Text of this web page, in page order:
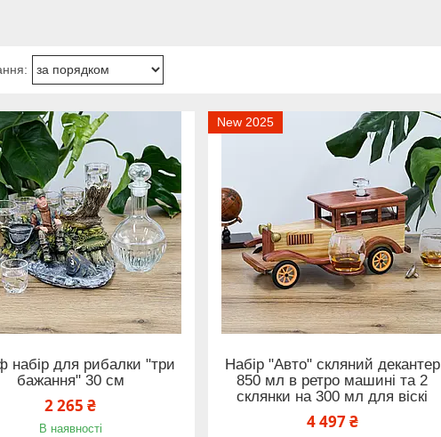
набір для рибалки "три
бажання" 30 см
2 265 ₴
В наявності
New 2025
Набір "Авто" скляний декантер
850 мл в ретро машині та 2
склянки на 300 мл для віскі
4 497 ₴